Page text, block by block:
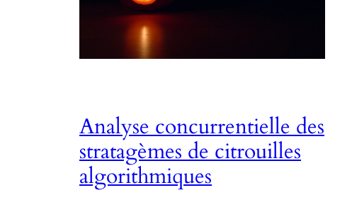
Analyse concurrentielle des
stratagèmes de citrouilles
algorithmiques